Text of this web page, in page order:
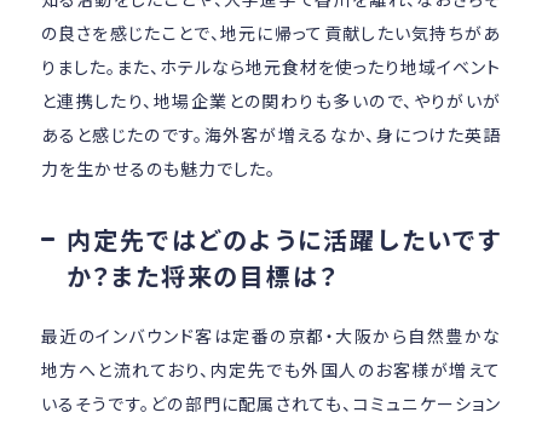
の良さを感じたことで、地元に帰って貢献したい気持ちがあ
りました。また、ホテルなら地元食材を使ったり地域イベント
と連携したり、地場企業との関わりも多いので、やりがいが
あると感じたのです。海外客が増えるなか、身につけた英語
力を生かせるのも魅力でした。
内定先ではどのように活躍したいです
か？また将来の目標は？
最近のインバウンド客は定番の京都・大阪から自然豊かな
地方へと流れており、内定先でも外国人のお客様が増えて
いるそうです。どの部門に配属されても、コミュニケーション